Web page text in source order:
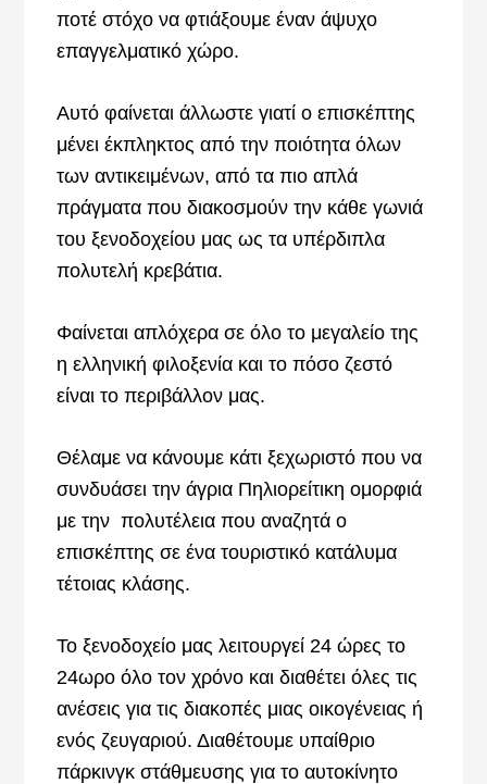
ποτέ στόχο να φτιάξουμε έναν άψυχο
επαγγελματικό χώρο.
Αυτό φαίνεται άλλωστε γιατί ο επισκέπτης
μένει έκπληκτος από την ποιότητα όλων
των αντικειμένων, από τα πιο απλά
πράγματα που διακοσμούν την κάθε γωνιά
του ξενοδοχείου μας ως τα υπέρδιπλα
πολυτελή κρεβάτια.
Φαίνεται απλόχερα σε όλο το μεγαλείο της
η ελληνική φιλοξενία και το πόσο ζεστό
είναι το περιβάλλον μας.
Θέλαμε να κάνουμε κάτι ξεχωριστό που να
συνδυάσει την άγρια Πηλιορείτικη ομορφιά
με την πολυτέλεια που αναζητά ο
επισκέπτης σε ένα τουριστικό κατάλυμα
τέτοιας κλάσης.
Το ξενοδοχείο μας λειτουργεί 24 ώρες το
24ωρο όλο τον χρόνο και διαθέτει όλες τις
ανέσεις για τις διακοπές μιας οικογένειας ή
ενός ζευγαριού. Διαθέτουμε υπαίθριο
πάρκινγκ στάθμευσης για το αυτοκίνητο